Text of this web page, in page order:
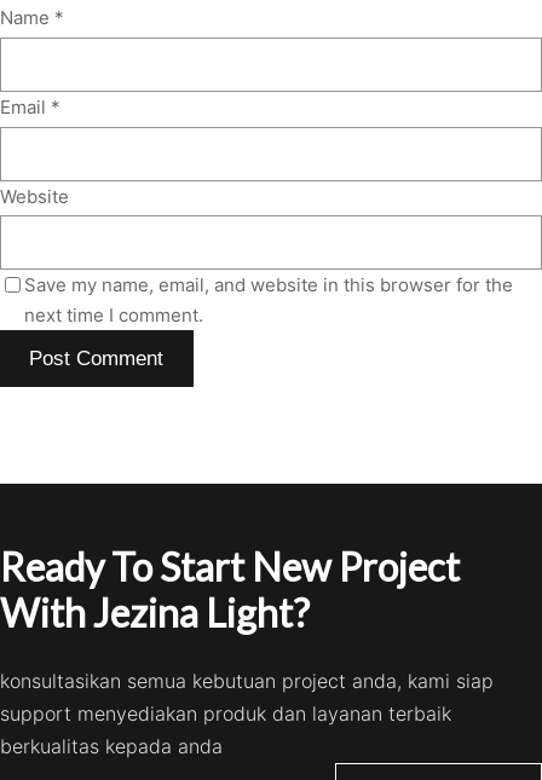
Name *
Email *
Website
Save my name, email, and website in this browser for the
next time I comment.
Ready To Start New Project
With Jezina Light?
konsultasikan semua kebutuan project anda, kami siap
support menyediakan produk dan layanan terbaik
berkualitas kepada anda